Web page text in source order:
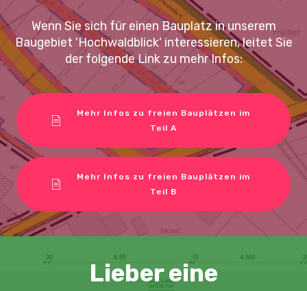
Wenn Sie sich für einen Bauplatz in unserem
Baugebiet 'Hochwaldblick' interessieren, leitet Sie
der folgende Link zu mehr Infos:
Mehr Infos zu freien Bauplätzen im
Teil A
Mehr Infos zu freien Bauplätzen im
Teil B
Lieber eine